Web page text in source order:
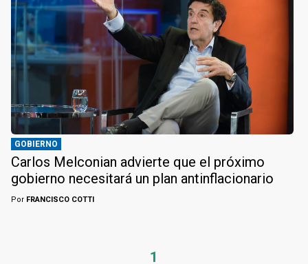
GOBIERNO
Carlos Melconian advierte que el próximo
gobierno necesitará un plan antinflacionario
Por FRANCISCO COTTI
1